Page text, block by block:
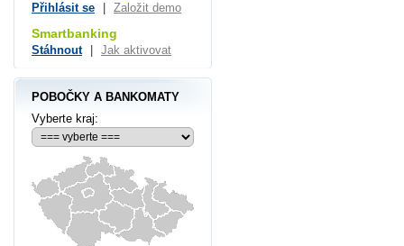
Přihlásit se Založit demo
Smartbanking
Stáhnout Jak aktivovat
POBOČKY A BANKOMATY
Vyberte kraj: